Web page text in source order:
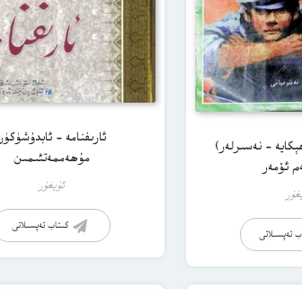
– نەسىرلەر)
ئۆمەر
تەپسىلاتى
ئارىفنامە – ئابدۇشۈكۈر
مۇھەممەتئىمىن
ئۇيغۇر
كىتاب تەپسىلاتى